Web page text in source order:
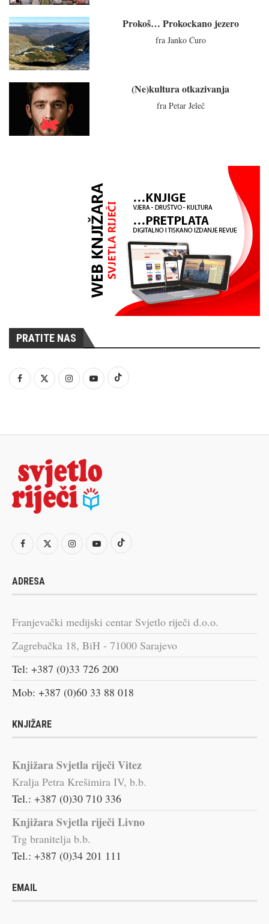
Prokoš… Prokockano jezero
fra Janko Ćuro
(Ne)kultura otkazivanja
fra Petar Jeleč
PRATITE NAS
ADRESA
Franjevački medijski centar Svjetlo riječi d.o.o.
Zagrebačka 18, BiH - 71000 Sarajevo
Tel: +387 (0)33 726 200
Mob: +387 (0)60 33 88 018
KNJIŽARE
Knjižara Svjetla riječi Vitez
Kralja Petra Krešimira IV, b.b.
Tel.: +387 (0)30 710 336
Knjižara Svjetla riječi Livno
Trg branitelja b.b.
Tel.: +387 (0)34 201 111
EMAIL